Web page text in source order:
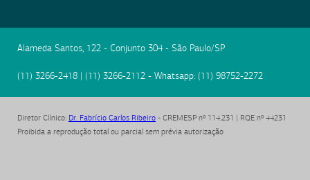
Alameda Santos, 122 - Conjunto 304 - São Paulo/SP
(11) 3266-2418 | (11) 3266-2112 - Whatsapp: (11) 98752-2272
Diretor Clínico: Dr. Fabrício Carlos Ribeiro - CREMESP nº 114.231 | RQE nº 44231
Proibida a reprodução total ou parcial sem prévia autorização